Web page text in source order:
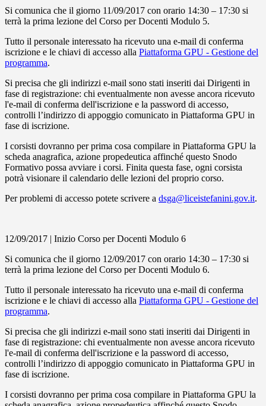
Si comunica che il giorno 11/09/2017 con orario 14:30 – 17:30 si
terrà la prima lezione del Corso per Docenti Modulo 5.
Tutto il personale interessato ha ricevuto una e-mail di conferma
iscrizione e le chiavi di accesso alla Piattaforma GPU - Gestione del
programma.
Si precisa che gli indirizzi e-mail sono stati inseriti dai Dirigenti in
fase di registrazione: chi eventualmente non avesse ancora ricevuto
l'e-mail di conferma dell'iscrizione e la password di accesso,
controlli l’indirizzo di appoggio comunicato in Piattaforma GPU in
fase di iscrizione.
I corsisti dovranno per prima cosa compilare in Piattaforma GPU la
scheda anagrafica, azione propedeutica affinché questo Snodo
Formativo possa avviare i corsi. Finita questa fase, ogni corsista
potrà visionare il calendario delle lezioni del proprio corso.
Per problemi di accesso potete scrivere a dsga@liceistefanini.gov.it.
12/09/2017 | Inizio Corso per Docenti Modulo 6
Si comunica che il giorno 12/09/2017 con orario 14:30 – 17:30 si
terrà la prima lezione del Corso per Docenti Modulo 6.
Tutto il personale interessato ha ricevuto una e-mail di conferma
iscrizione e le chiavi di accesso alla Piattaforma GPU - Gestione del
programma.
Si precisa che gli indirizzi e-mail sono stati inseriti dai Dirigenti in
fase di registrazione: chi eventualmente non avesse ancora ricevuto
l'e-mail di conferma dell'iscrizione e la password di accesso,
controlli l’indirizzo di appoggio comunicato in Piattaforma GPU in
fase di iscrizione.
I corsisti dovranno per prima cosa compilare in Piattaforma GPU la